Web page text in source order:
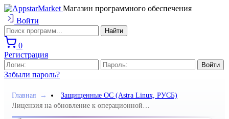
Магазин программного обеспечения
Войти
0
Регистрация
Забыли пароль?
Главная →
Защищенные ОС (Astra Linux, РУСБ)
Лицензия на обновление к операционной